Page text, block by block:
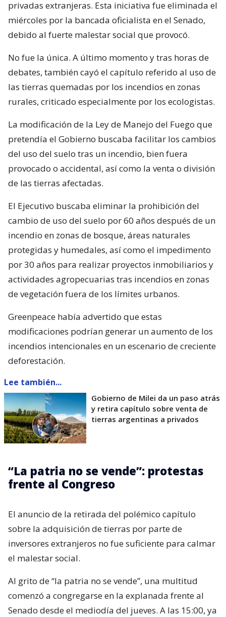
privadas extranjeras. Esta iniciativa fue eliminada el
miércoles por la bancada oficialista en el Senado,
debido al fuerte malestar social que provocó.
No fue la única. A último momento y tras horas de
debates, también cayó el capítulo referido al uso de
las tierras quemadas por los incendios en zonas
rurales, criticado especialmente por los ecologistas.
La modificación de la Ley de Manejo del Fuego que
pretendía el Gobierno buscaba facilitar los cambios
del uso del suelo tras un incendio, bien fuera
provocado o accidental, así como la venta o división
de las tierras afectadas.
El Ejecutivo buscaba eliminar la prohibición del
cambio de uso del suelo por 60 años después de un
incendio en zonas de bosque, áreas naturales
protegidas y humedales, así como el impedimento
por 30 años para realizar proyectos inmobiliarios y
actividades agropecuarias tras incendios en zonas
de vegetación fuera de los límites urbanos.
Greenpeace había advertido que estas
modificaciones podrían generar un aumento de los
incendios intencionales en un escenario de creciente
deforestación.
Lee también...
Gobierno de Milei da un paso atrás
y retira capítulo sobre venta de
tierras argentinas a privados
“La patria no se vende”: protestas
frente al Congreso
El anuncio de la retirada del polémico capítulo
sobre la adquisición de tierras por parte de
inversores extranjeros no fue suficiente para calmar
el malestar social.
Al grito de “la patria no se vende”, una multitud
comenzó a congregarse en la explanada frente al
Senado desde el mediodía del jueves. A las 15:00, ya